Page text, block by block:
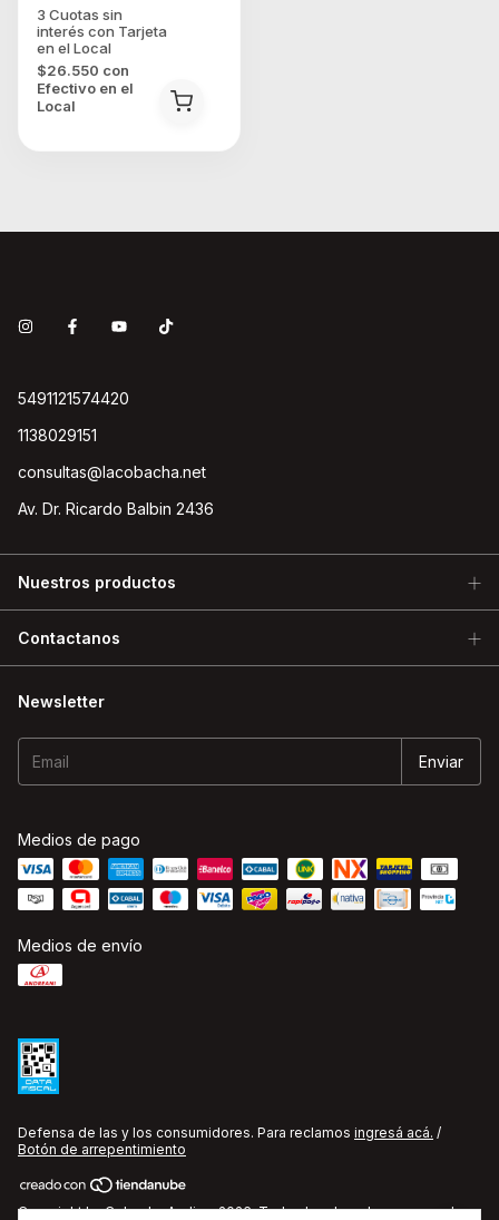
$26.550 con
Efectivo en el
Local
5491121574420
1138029151
consultas@lacobacha.net
Av. Dr. Ricardo Balbin 2436
Nuestros productos
Contactanos
Newsletter
Medios de pago
Medios de envío
Defensa de las y los consumidores. Para reclamos ingresá acá. /
Botón de arrepentimiento
Copyright La Cobacha Audio - 2026. Todos los derechos reservados.